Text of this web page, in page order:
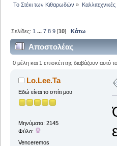
Το Στέκι των Κιθαρωδών »
Σελίδες: 1 ...7 8 9 [10]Κάτω
Αποστολέας
0 μέλη και 1 επισκέπτης διαβάζουν αυτό
Lo.Lee.Ta
Εδώ είναι το σπίτι μου
Μηνύματα: 2145
Φύλο:
Venceremos